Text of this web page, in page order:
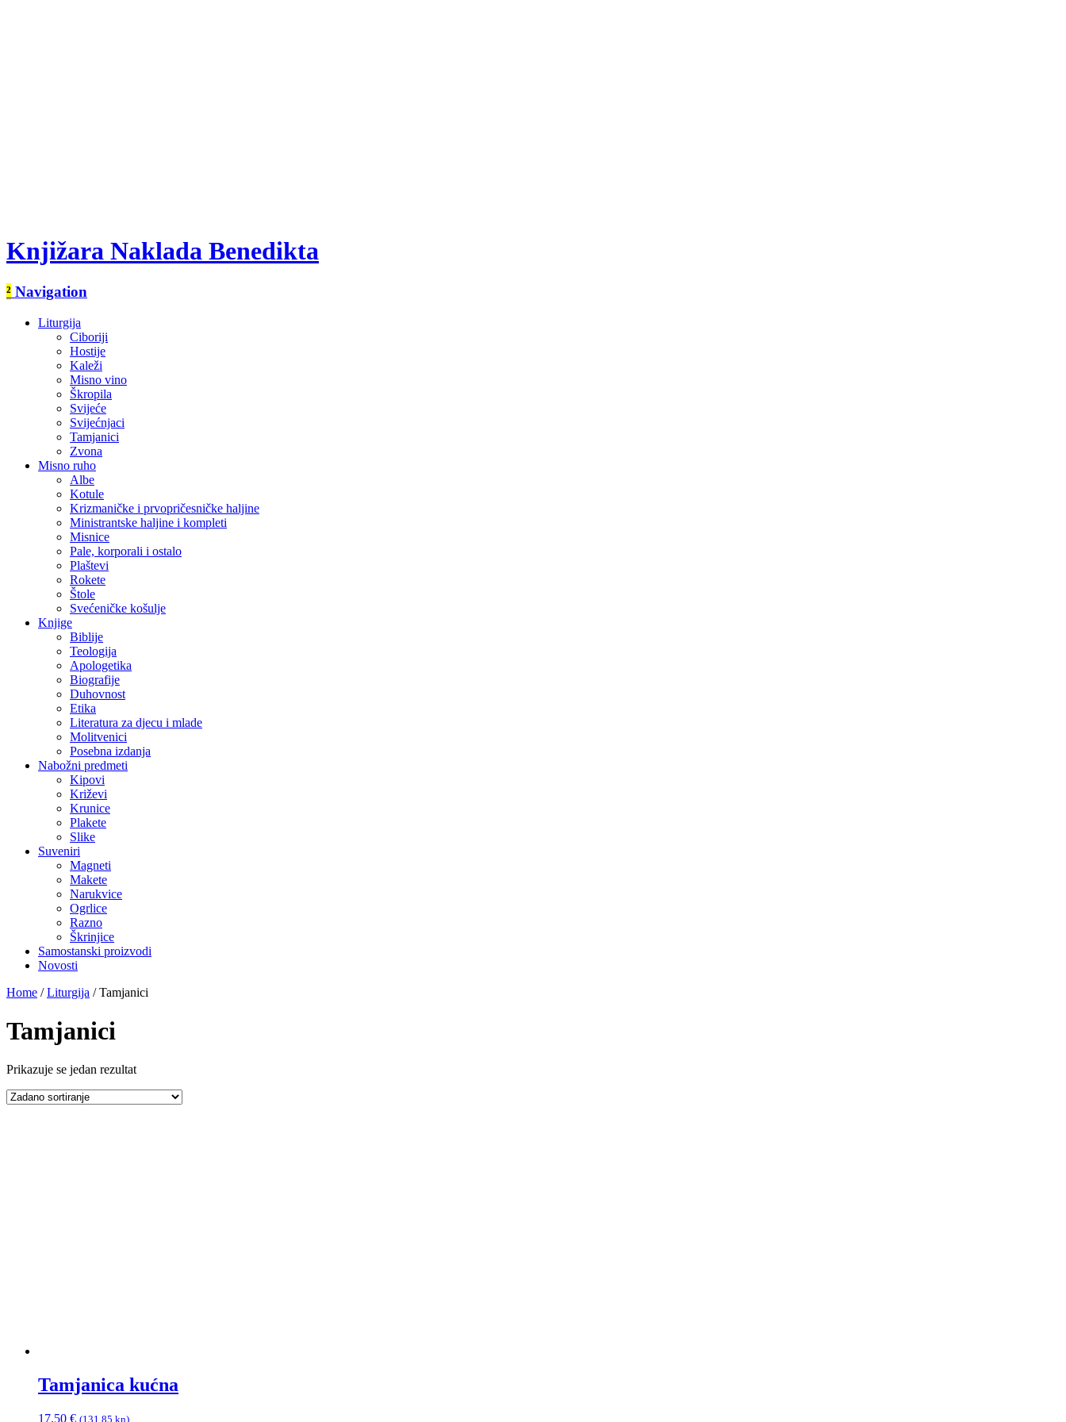
Knjižara Naklada Benedikta
² Navigation
Liturgija
Ciboriji
Hostije
Kaleži
Misno vino
Škropila
Svijeće
Svijećnjaci
Tamjanici
Zvona
Misno ruho
Albe
Kotule
Krizmaničke i prvopričesničke haljine
Ministrantske haljine i kompleti
Misnice
Pale, korporali i ostalo
Plaštevi
Rokete
Štole
Svećeničke košulje
Knjige
Biblije
Teologija
Apologetika
Biografije
Duhovnost
Etika
Literatura za djecu i mlade
Molitvenici
Posebna izdanja
Nabožni predmeti
Kipovi
Križevi
Krunice
Plakete
Slike
Suveniri
Magneti
Makete
Narukvice
Ogrlice
Razno
Škrinjice
Samostanski proizvodi
Novosti
Home / Liturgija / Tamjanici
Tamjanici
Prikazuje se jedan rezultat
Tamjanica kućna
17.50 € (131.85 kn)